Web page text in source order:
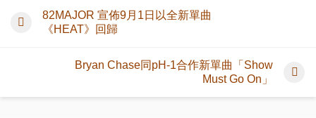
82MAJOR 宣佈9月1日以全新單曲
《HEAT》回歸
Bryan Chase同pH-1合作新單曲「Show
Must Go On」